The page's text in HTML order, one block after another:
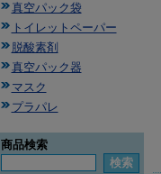
真空パック袋
トイレットペーパー
脱酸素剤
真空パック器
マスク
プラパレ
商品検索